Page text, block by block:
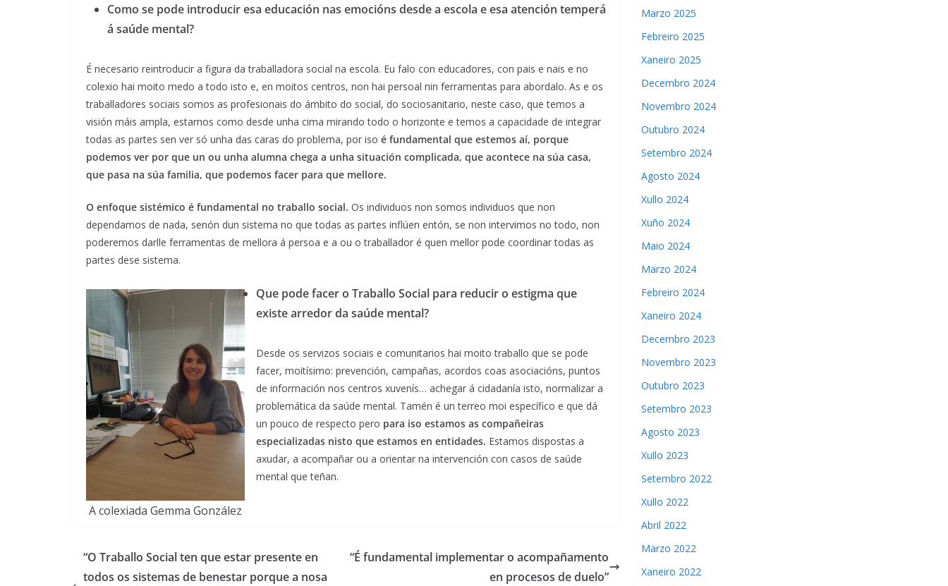
Como se pode introducir esa educación nas emocións desde a escola e esa atención temperá
á saúde mental?
É necesario reintroducir a figura da traballadora social na escola. Eu falo con educadores, con pais e nais e no
colexio hai moito medo a todo isto e, en moitos centros, non hai persoal nin ferramentas para abordalo. As e os
traballadores sociais somos as profesionais do ámbito do social, do sociosanitario, neste caso, que temos a
visión máis ampla, estamos como desde unha cima mirando todo o horizonte e temos a capacidade de integrar
todas as partes sen ver só unha das caras do problema, por iso é fundamental que estemos aí, porque
podemos ver por que un ou unha alumna chega a unha situación complicada, que acontece na súa casa,
que pasa na súa familia, que podemos facer para que mellore.
O enfoque sistémico é fundamental no traballo social. Os individuos non somos individuos que non
dependamos de nada, senón dun sistema no que todas as partes inflúen entón, se non intervimos no todo, non
poderemos darlle ferramentas de mellora á persoa e a ou o traballador é quen mellor pode coordinar todas as
partes dese sistema.
A colexiada Gemma González
Que pode facer o Traballo Social para reducir o estigma que
existe arredor da saúde mental?
Desde os servizos sociais e comunitarios hai moito traballo que se pode
facer, moitísimo: prevención, campañas, acordos coas asociacións, puntos
de información nos centros xuvenís… achegar á cidadanía isto, normalizar a
problemática da saúde mental. Tamén é un terreo moi específico e que dá
un pouco de respecto pero para iso estamos as compañeiras
especializadas nisto que estamos en entidades. Estamos dispostas a
axudar, a acompañar ou a orientar na intervención con casos de saúde
mental que teñan.
“O Traballo Social ten que estar presente en
todos os sistemas de benestar porque a nosa
“É fundamental implementar o acompañamento
en procesos de duelo”
Marzo 2025
Febreiro 2025
Xaneiro 2025
Decembro 2024
Novembro 2024
Outubro 2024
Setembro 2024
Agosto 2024
Xullo 2024
Xuño 2024
Maio 2024
Marzo 2024
Febreiro 2024
Xaneiro 2024
Decembro 2023
Novembro 2023
Outubro 2023
Setembro 2023
Agosto 2023
Xullo 2023
Setembro 2022
Xullo 2022
Abril 2022
Marzo 2022
Xaneiro 2022